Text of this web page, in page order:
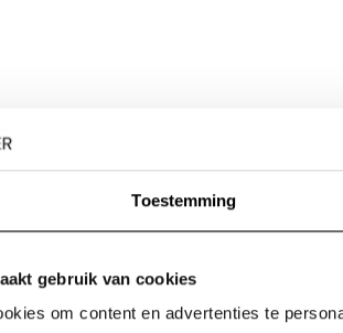
Toestemming
gebruik van cookies
om content en advertenties te